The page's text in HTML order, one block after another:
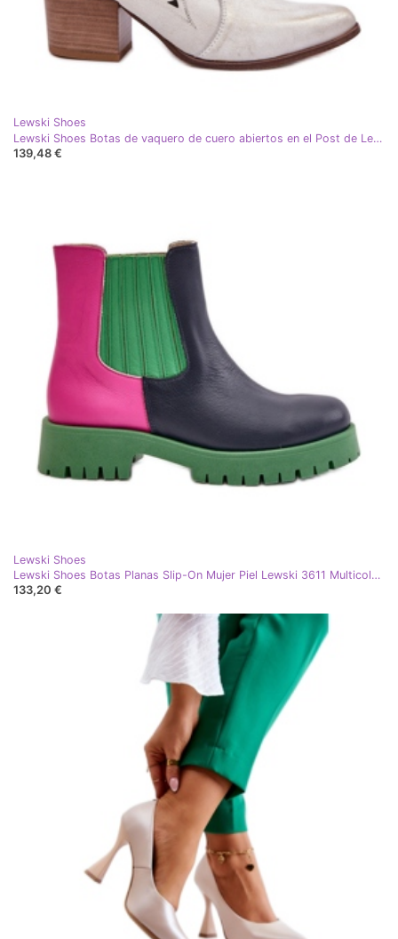
Lewski Shoes
Lewski Shoes Botas de vaquero de cuero abiertos en el Post de Lewski 3613 ZLOTY Wiped dorado
139,48 €
Lewski Shoes
Lewski Shoes Botas Planas Slip-On Mujer Piel Lewski 3611 Multicolor azul
133,20 €